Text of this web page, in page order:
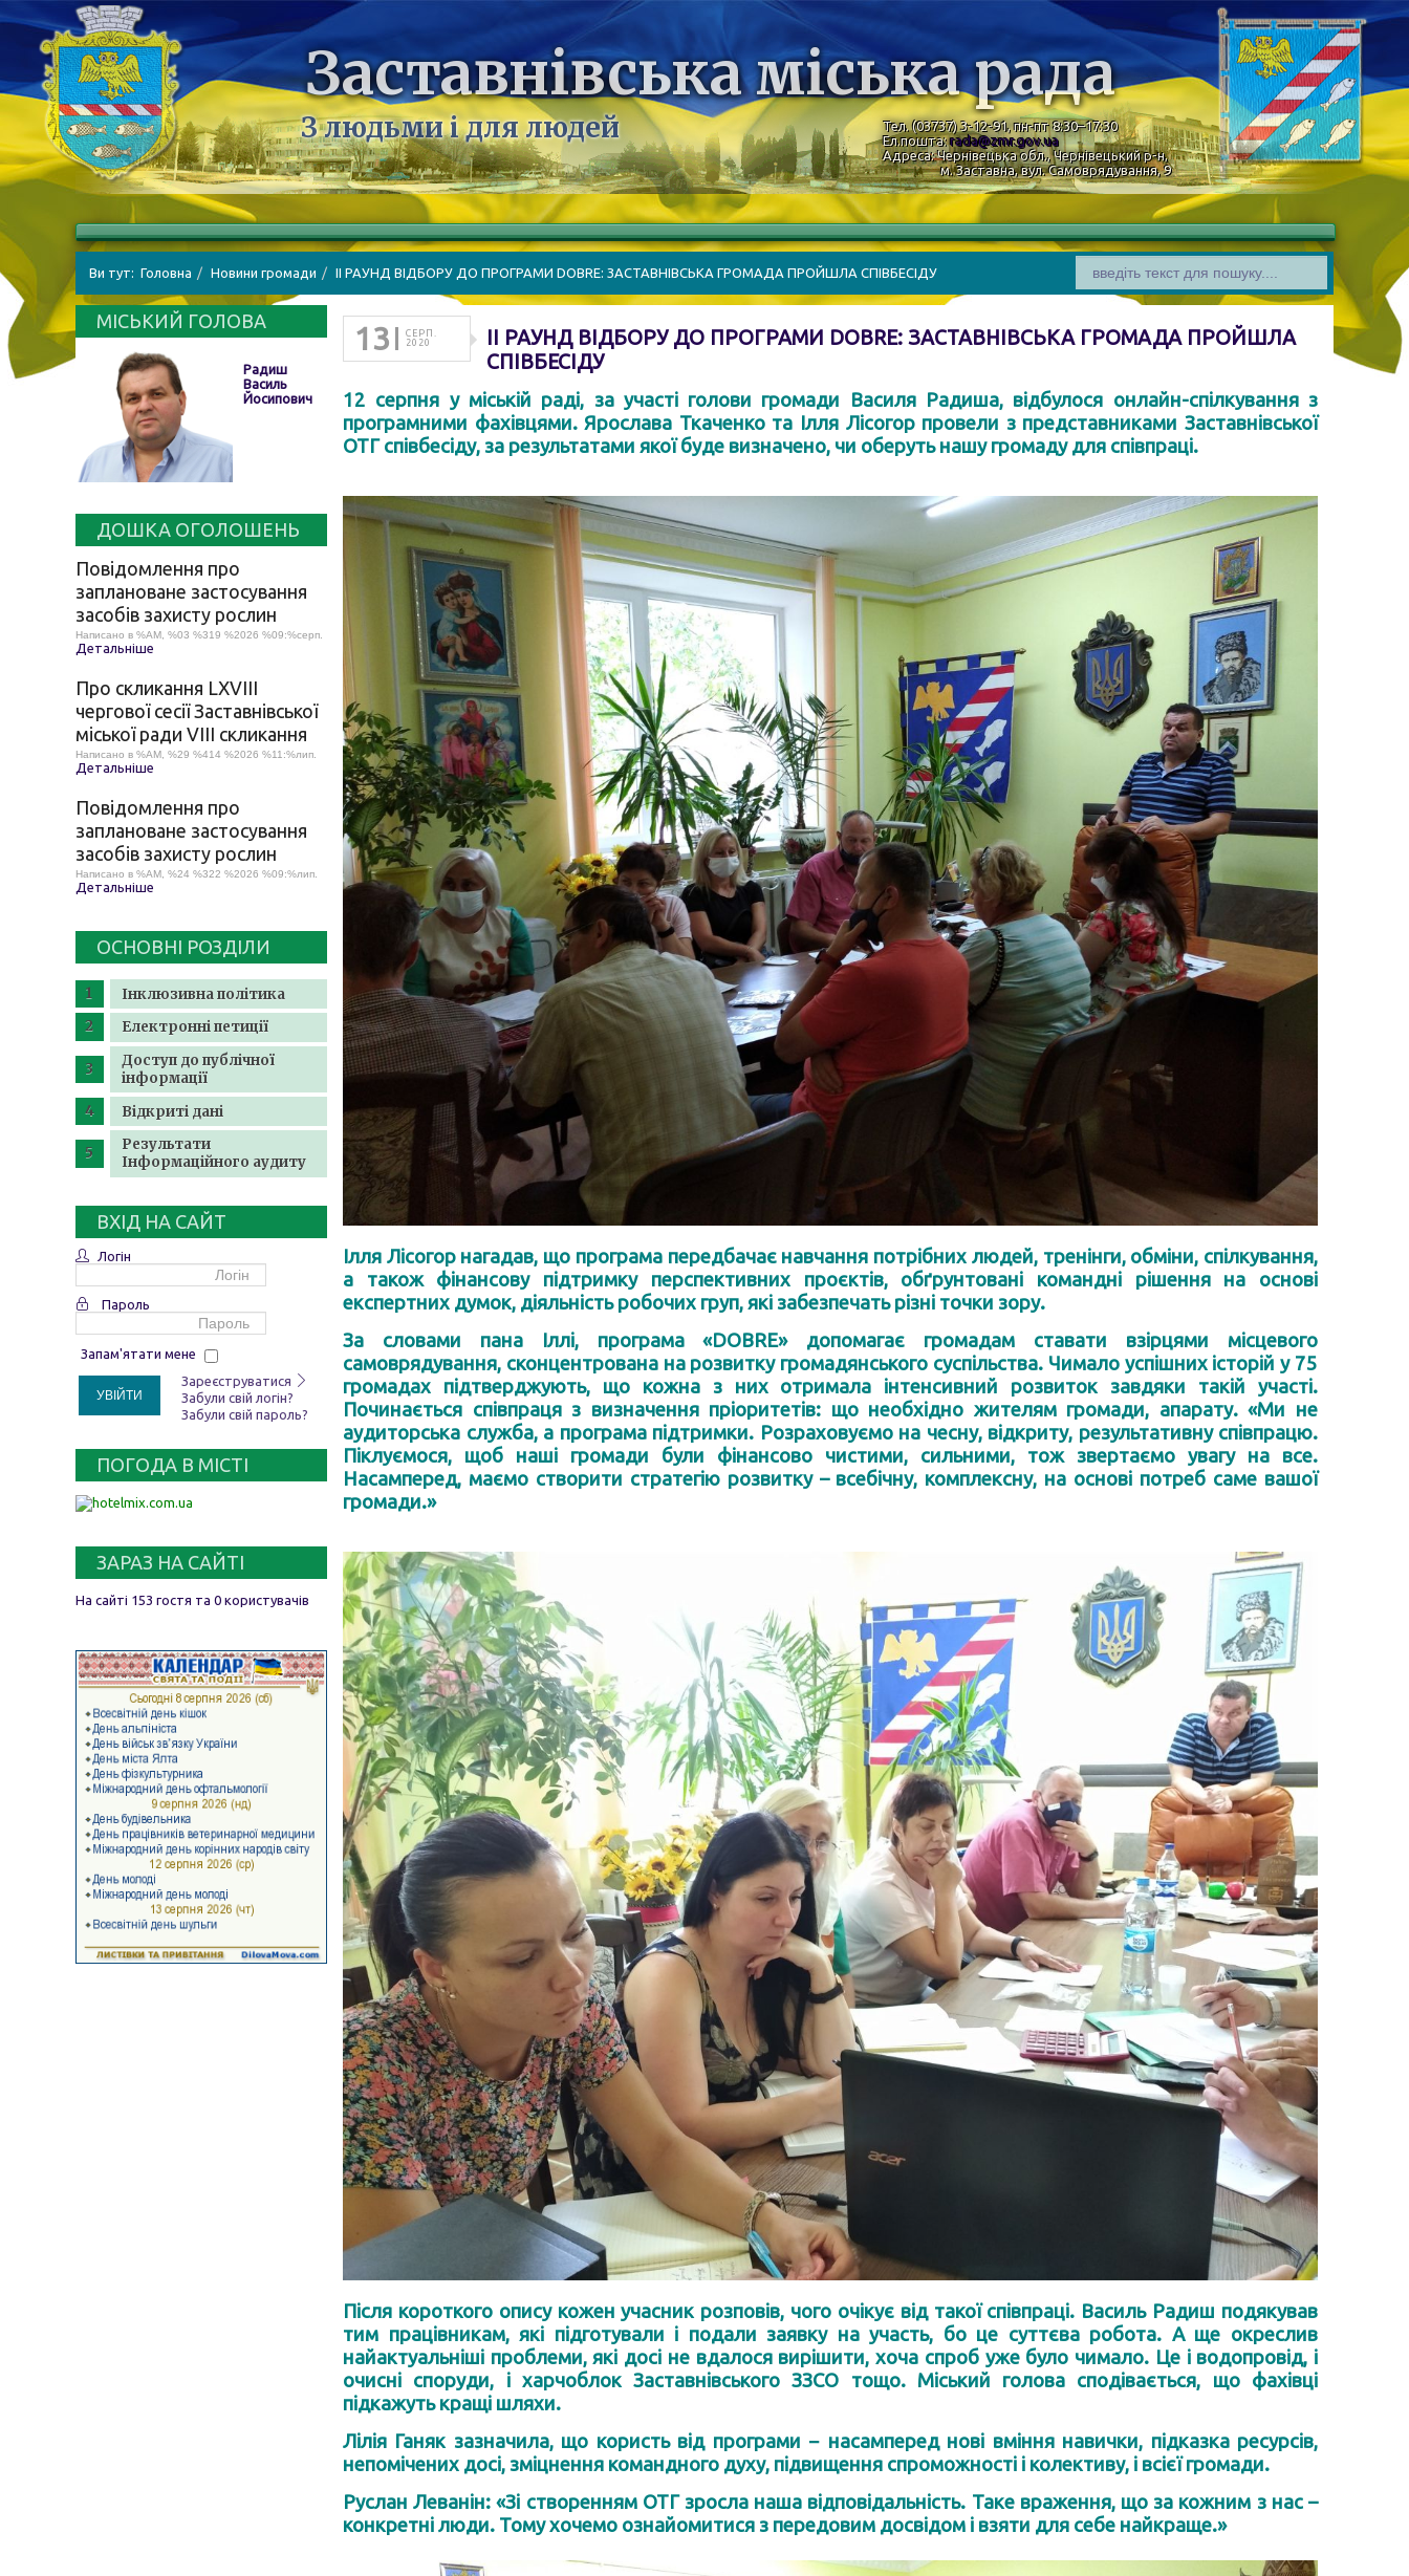
Заставнівська міська рада
З людьми і для людей
Тел. (03737) 3-12-91, пн-пт 8:30–17:30
Ел.пошта:rada@zmr.gov.ua
Адреса: Чернівецька обл., Чернівецький р-н,
м. Заставна, вул. Самоврядування, 9
Ви тут: Головна Новини громади ІІ РАУНД ВІДБОРУ ДО ПРОГРАМИ DOBRE: ЗАСТАВНІВСЬКА ГРОМАДА ПРОЙШЛА СПІВБЕСІДУ
МІСЬКИЙ ГОЛОВА
Радиш
Василь
Йосипович
ДОШКА ОГОЛОШЕНЬ
Повідомлення про
заплановане застосування
засобів захисту рослин
Написано в %AM, %03 %319 %2026 %09:%серп.
Детальніше
Про скликання LХVІІІ
чергової сесії Заставнівської
міської ради VIII скликання
Написано в %AM, %29 %414 %2026 %11:%лип.
Детальніше
Повідомлення про
заплановане застосування
засобів захисту рослин
Написано в %AM, %24 %322 %2026 %09:%лип.
Детальніше
ОСНОВНІ РОЗДІЛИ
Інклюзивна політика
Електронні петиції
Доступ до публічної
інформації
Відкриті дані
Результати
Інформаційного аудиту
ВХІД НА САЙТ
Логін
Пароль
Запам'ятати мене
УВІЙТИ
Зареєструватися
Забули свій логін?
Забули свій пароль?
ПОГОДА В МІСТІ
ЗАРАЗ НА САЙТІ
На сайті 153 гостя та 0 користувачів
13
СЕРП.
2020
ІІ РАУНД ВІДБОРУ ДО ПРОГРАМИ DOBRE: ЗАСТАВНІВСЬКА ГРОМАДА ПРОЙШЛА
СПІВБЕСІДУ
12 серпня у міській раді, за участі голови громади Василя Радиша, відбулося онлайн-спілкування з
програмними фахівцями. Ярослава Ткаченко та Ілля Лісогор провели з представниками Заставнівської
ОТГ співбесіду, за результатами якої буде визначено, чи оберуть нашу громаду для співпраці.
Ілля Лісогор нагадав, що програма передбачає навчання потрібних людей, тренінги, обміни, спілкування,
а також фінансову підтримку перспективних проєктів, обґрунтовані командні рішення на основі
експертних думок, діяльність робочих груп, які забезпечать різні точки зору.
За словами пана Іллі, програма «DOBRE» допомагає громадам ставати взірцями місцевого
самоврядування, сконцентрована на розвитку громадянського суспільства. Чимало успішних історій у 75
громадах підтверджують, що кожна з них отримала інтенсивний розвиток завдяки такій участі.
Починається співпраця з визначення пріоритетів: що необхідно жителям громади, апарату. «Ми не
аудиторська служба, а програма підтримки. Розраховуємо на чесну, відкриту, результативну співпрацю.
Піклуємося, щоб наші громади були фінансово чистими, сильними, тож звертаємо увагу на все.
Насамперед, маємо створити стратегію розвитку – всебічну, комплексну, на основі потреб саме вашої
громади.»
Після короткого опису кожен учасник розповів, чого очікує від такої співпраці. Василь Радиш подякував
тим працівникам, які підготували і подали заявку на участь, бо це суттєва робота. А ще окреслив
найактуальніші проблеми, які досі не вдалося вирішити, хоча спроб уже було чимало. Це і водопровід, і
очисні споруди, і харчоблок Заставнівського ЗЗСО тощо. Міський голова сподівається, що фахівці
підкажуть кращі шляхи.
Лілія Ганяк зазначила, що користь від програми − насамперед нові вміння навички, підказка ресурсів,
непомічених досі, зміцнення командного духу, підвищення спроможності і колективу, і всієї громади.
Руслан Леванін: «Зі створенням ОТГ зросла наша відповідальність. Таке враження, що за кожним з нас –
конкретні люди. Тому хочемо ознайомитися з передовим досвідом і взяти для себе найкраще.»